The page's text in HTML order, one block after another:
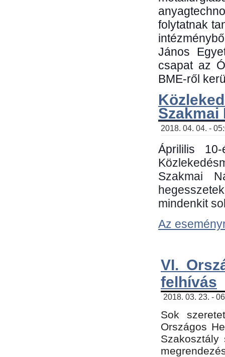
folytatnak
János
csapat az
BME-ről
Szakmai
2018. 04. 04. -
Áprililis
Szakmai
mindenkit
Az
VI.
felhívás
2018. 03. 23. -
Sok
Országos